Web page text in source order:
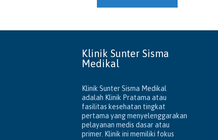
Klinik Sunter Sisma
Medikal
Klinik Sunter Sisma Medikal
adalah Klinik Pratama atau
fasilitas kesehatan tingkat
pertama yang menyelenggarakan
pelayanan medis dasar atau
primer. Klinik ini memiliki fokus